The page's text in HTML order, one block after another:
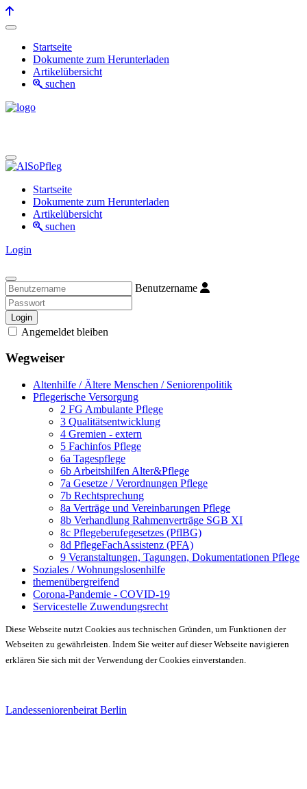
Startseite
Dokumente zum Herunterladen
Artikelübersicht
suchen
Startseite
Dokumente zum Herunterladen
Artikelübersicht
suchen
Login
Benutzername
Login
Angemeldet bleiben
Wegweiser
Altenhilfe / Ältere Menschen / Seniorenpolitik
Pflegerische Versorgung
2 FG Ambulante Pflege
3 Qualitätsentwicklung
4 Gremien - extern
5 Fachinfos Pflege
6a Tagespflege
6b Arbeitshilfen Alter&Pflege
7a Gesetze / Verordnungen Pflege
7b Rechtsprechung
8a Verträge und Vereinbarungen Pflege
8b Verhandlung Rahmenverträge SGB XI
8c Pflegeberufegesetzes (PflBG)
8d PflegeFachAssistenz (PFA)
9 Veranstaltungen, Tagungen, Dokumentationen Pflege
Soziales / Wohnungslosenhilfe
themenübergreifend
Corona-Pandemie - COVID-19
Servicestelle Zuwendungsrecht
Diese Webseite nutzt Cookies aus technischen Gründen, um Funktionen der
Webseiten zu gewährleisten. Indem Sie weiter auf dieser Webseite navigieren
erklären Sie sich mit der Verwendung der Cookies einverstanden.
Landesseniorenbeirat Berlin